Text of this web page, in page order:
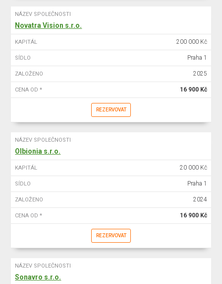
NÁZEV SPOLEČNOSTI
Novatra Vision s.r.o.
KAPITÁL 200 000 Kč
SÍDLO Praha 1
ZALOŽENO 2025
CENA OD * 16 900 Kč
REZERVOVAT
NÁZEV SPOLEČNOSTI
Olbionia s.r.o.
KAPITÁL 20 000 Kč
SÍDLO Praha 1
ZALOŽENO 2024
CENA OD * 16 900 Kč
REZERVOVAT
NÁZEV SPOLEČNOSTI
Sonavro s.r.o.